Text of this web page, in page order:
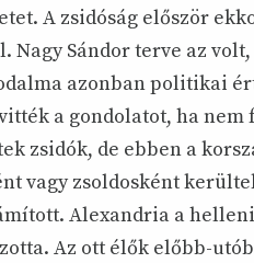
A zsidóság először
Nagy Sándor terve az
azonban politikai
a gondolatot, ha
zsidók, de ebben a
vagy zsoldosként
Alexandria a
Az ott élők előbb-